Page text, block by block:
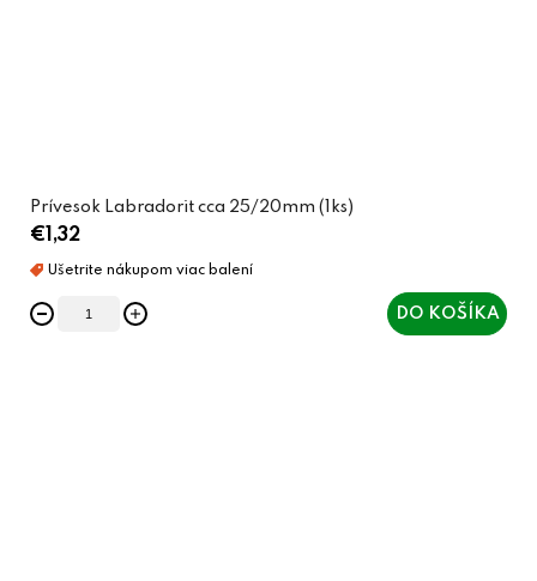
Prívesok Labradorit cca 25/20mm (1ks)
€1,32
DO KOŠÍKA